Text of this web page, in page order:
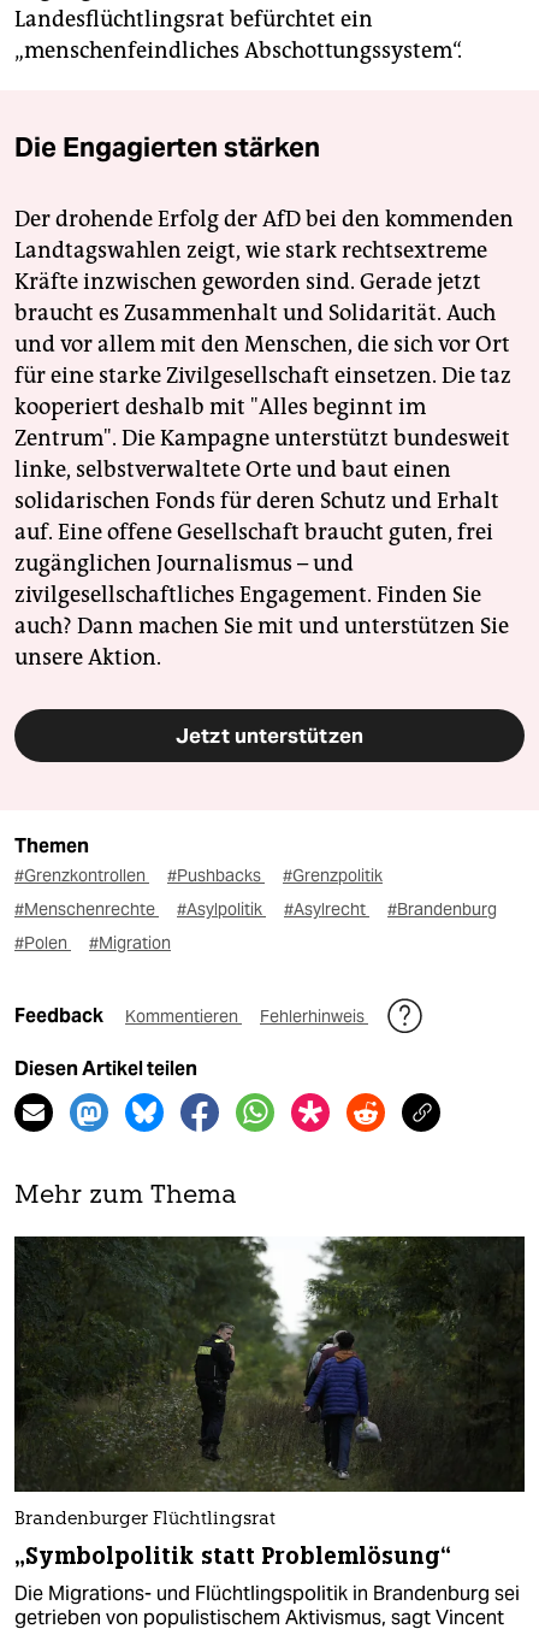
Landesflüchtlingsrat befürchtet ein
„menschenfeindliches Abschottungssystem“.
Die Engagierten stärken
Der drohende Erfolg der AfD bei den kommenden
Landtagswahlen zeigt, wie stark rechtsextreme
Kräfte inzwischen geworden sind. Gerade jetzt
braucht es Zusammenhalt und Solidarität. Auch
und vor allem mit den Menschen, die sich vor Ort
für eine starke Zivilgesellschaft einsetzen. Die taz
kooperiert deshalb mit "Alles beginnt im
Zentrum". Die Kampagne unterstützt bundesweit
linke, selbstverwaltete Orte und baut einen
solidarischen Fonds für deren Schutz und Erhalt
auf. Eine offene Gesellschaft braucht guten, frei
zugänglichen Journalismus – und
zivilgesellschaftliches Engagement. Finden Sie
auch? Dann machen Sie mit und unterstützen Sie
unsere Aktion.
Jetzt unterstützen
Themen
#Grenzkontrollen #Pushbacks
#Grenzpolitik
#Menschenrechte
#Asylpolitik #Asylrecht
#Brandenburg
#Polen
#Migration
Feedback Kommentieren Fehlerhinweis
Diesen Artikel teilen
Mehr zum Thema
Brandenburger Flüchtlingsrat
„Symbolpolitik statt Problemlösung“
Die Migrations- und Flüchtlingspolitik in Brandenburg sei
getrieben von populistischem Aktivismus, sagt Vincent